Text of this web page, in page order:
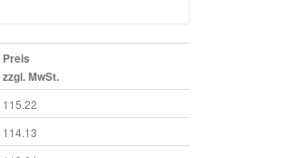
Preis
zzgl. MwSt.
115.22
114.13